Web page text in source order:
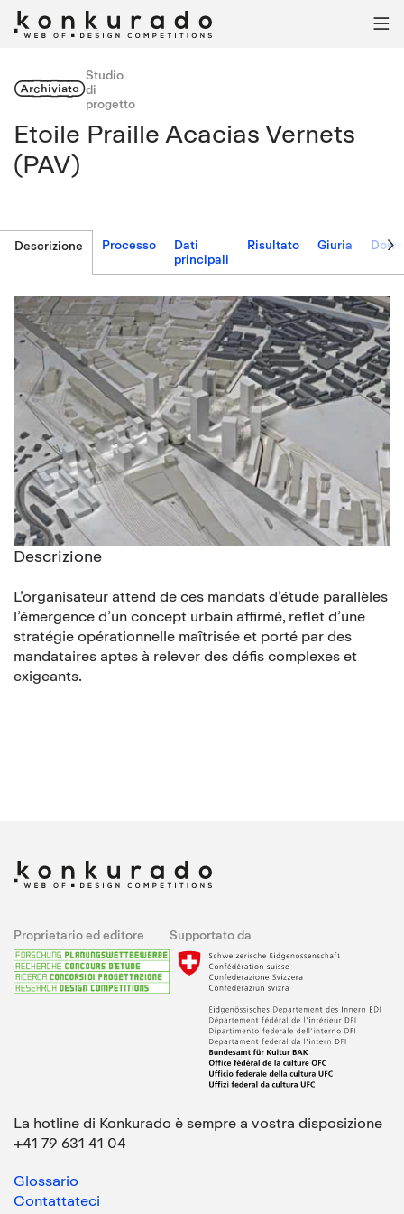

Archiviato
Studio
di
progetto
Etoile Praille Acacias Vernets
(PAV)
Descrizione Processo
Dati
principali
Risultato Giuria 
Descrizione
L’organisateur attend de ces mandats d’étude parallèles
l’émergence d’un concept urbain affirmé, reflet d’une
stratégie opérationnelle maîtrisée et porté par des
mandataires aptes à relever des défis complexes et
exigeants.
Proprietario ed editore Supportato da
La hotline di Konkurado è sempre a vostra disposizione
+41 79 631 41 04
Glossario
Contattateci